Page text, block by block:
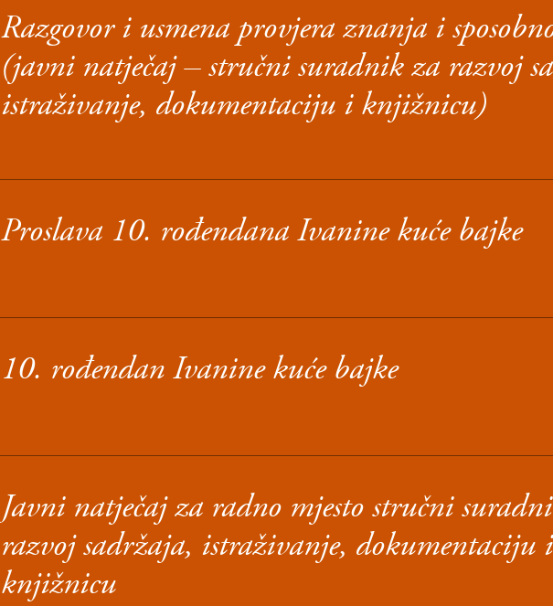
Razgovor i usmena provjera znanja i
(javni natječaj – stručni suradnik za razvoj
istraživanje, dokumentaciju i knjižnicu)
Proslava 10. rođendana Ivanine kuće bajke
10. rođendan Ivanine kuće bajke
Javni natječaj za radno mjesto stručni
razvoj sadržaja, istraživanje, dokumentaciju i
knjižnicu